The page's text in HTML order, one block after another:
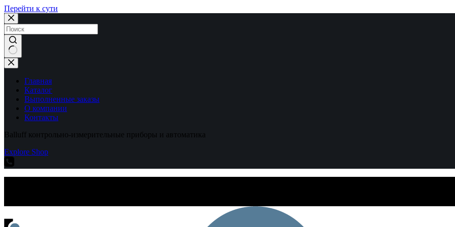
Перейти к сути
Ничего
не
найденоГлавная
Каталог
Выполненные заказы
О компании
Контакты
Balluff контрольно-измерительные приборы и автоматика
Explore Shop